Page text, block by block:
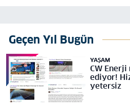
Geçen Yıl Bugün
YAŞAM
CW
ediyor!
yetersiz